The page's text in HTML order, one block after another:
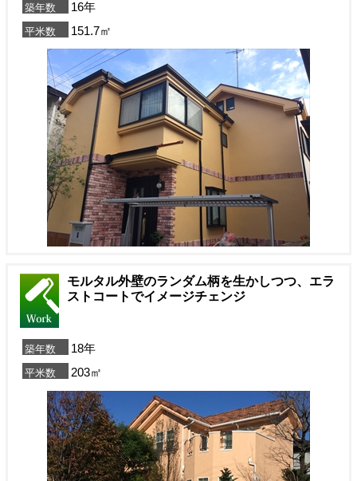
築年数 16年
平米数 151.7㎡
モルタル外壁のランダム柄を生かしつつ、エラ
ストコートでイメージチェンジ
築年数 18年
平米数 203㎡